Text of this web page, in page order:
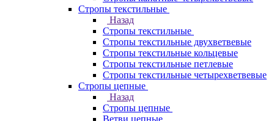
Стропы текстильные
Назад
Стропы текстильные
Стропы текстильные двухветвевые
Стропы текстильные кольцевые
Стропы текстильные петлевые
Стропы текстильные четырехветвевые
Стропы цепные
Назад
Стропы цепные
Ветви цепные